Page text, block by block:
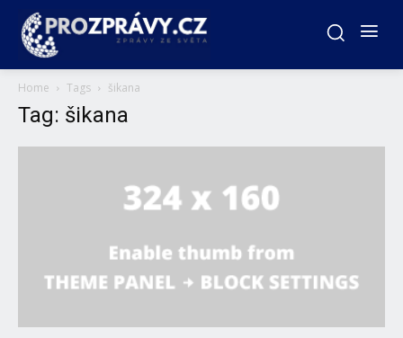
Home Tags šikana
Tag: šikana